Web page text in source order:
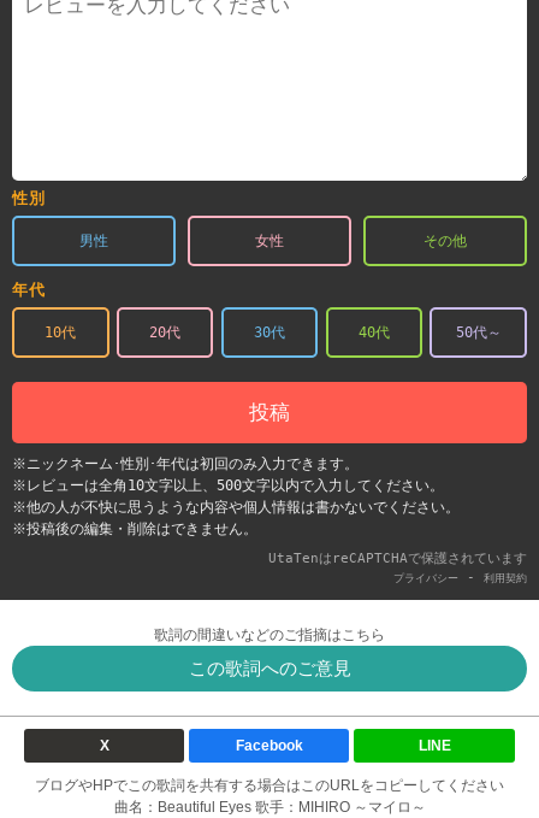
性別
男性 女性 その他
年代
10代 20代 30代 40代 50代～
投稿
※ニックネーム･性別･年代は初回のみ入力できます。
※レビューは全角10文字以上、500文字以内で入力してください。
※他の人が不快に思うような内容や個人情報は書かないでください。
※投稿後の編集・削除はできません。
UtaTenはreCAPTCHAで保護されています
プライバシー - 利用契約
歌詞の間違いなどのご指摘はこちら
この歌詞へのご意見
X Facebook LINE
ブログやHPでこの歌詞を共有する場合はこのURLをコピーしてください
曲名：Beautiful Eyes 歌手：MIHIRO ～マイロ～